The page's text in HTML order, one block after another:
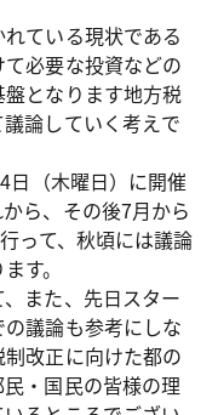
ている現状である
必要な投資などの
となります地方税
論していく考えで
日（木曜日）に開催
ら、その後7月から
って、秋頃には議論
す。
また、先日スター
議論も参考にしな
改正に向けた都の
・国民の皆様の理